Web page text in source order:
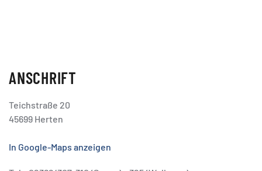
ANSCHRIFT
Teichstraße 20
45699 Herten
In Google-Maps anzeigen